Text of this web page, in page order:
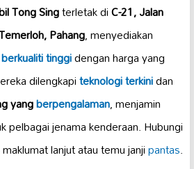
Tong Singterletak diC-21, Jalan
Pahang, menyediakan
berkualiti tinggidengan harga yang
dilengkapiteknologi terkinidan
yangberpengalaman, menjamin
pelbagai jenama kenderaan. Hubungi
lanjut atau temu janjipantas.